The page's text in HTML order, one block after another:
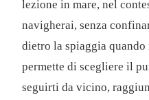
lezione in mare, nel
navigherai, senza
dietro la spiaggia
permette di scegliere il
seguirti da vicino,